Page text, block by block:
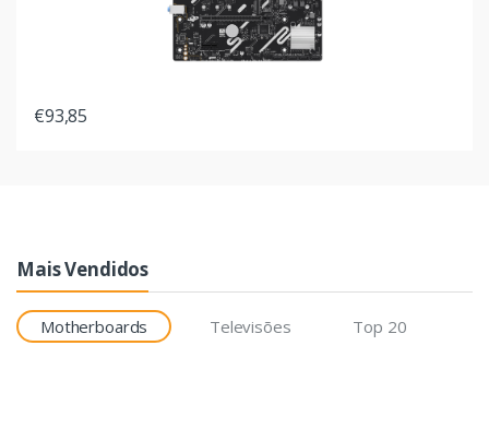
€93,85
Mais Vendidos
Motherboards Televisões Top 20